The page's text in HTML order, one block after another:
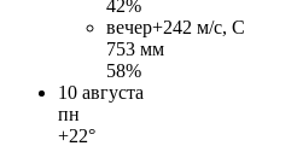
42%
вечер+242 м/c, С
753 мм
58%
10 августа
пн
+22°